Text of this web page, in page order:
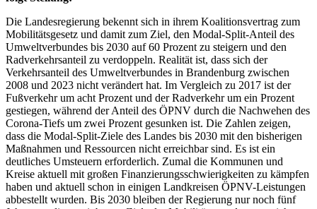
Die Landesregierung bekennt sich in ihrem Koalitionsvertrag zum
Mobilitätsgesetz und damit zum Ziel, den Modal-Split-Anteil des
Umweltverbundes bis 2030 auf 60 Prozent zu steigern und den
Radverkehrsanteil zu verdoppeln. Realität ist, dass sich der
Verkehrsanteil des Umweltverbundes in Brandenburg zwischen
2008 und 2023 nicht verändert hat. Im Vergleich zu 2017 ist der
Fußverkehr um acht Prozent und der Radverkehr um ein Prozent
gestiegen, während der Anteil des ÖPNV durch die Nachwehen des
Corona-Tiefs um zwei Prozent gesunken ist. Die Zahlen zeigen,
dass die Modal-Split-Ziele des Landes bis 2030 mit den bisherigen
Maßnahmen und Ressourcen nicht erreichbar sind. Es ist ein
deutliches Umsteuern erforderlich. Zumal die Kommunen und
Kreise aktuell mit großen Finanzierungsschwierigkeiten zu kämpfen
haben und aktuell schon in einigen Landkreisen ÖPNV-Leistungen
abbestellt wurden. Bis 2030 bleiben der Regierung nur noch fünf